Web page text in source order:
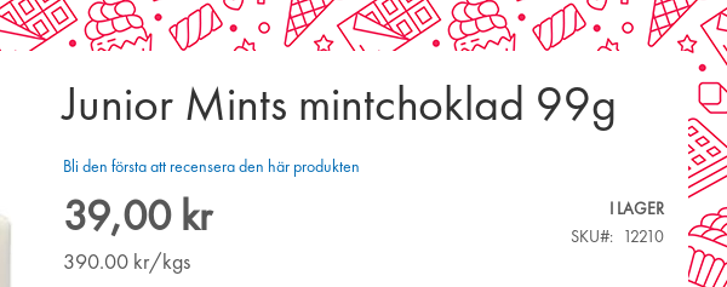
Junior Mints mintchoklad 99g
Bli den första att recensera den här produkten
39,00 kr
390.00 kr/kgs
I LAGER
SKU
12210